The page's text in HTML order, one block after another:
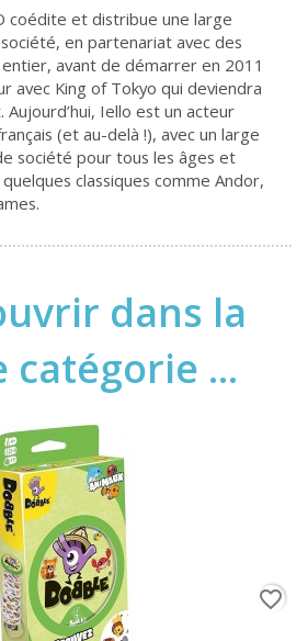
coédite et distribue une large
en partenariat avec des
avant de démarrer en 2011
avec King of Tokyo qui deviendra
Aujourd’hui, Iello est un acteur
(et au-delà !), avec un large
société pour tous les âges et
classiques comme Andor,
dans la
catégorie ...
favorite_border